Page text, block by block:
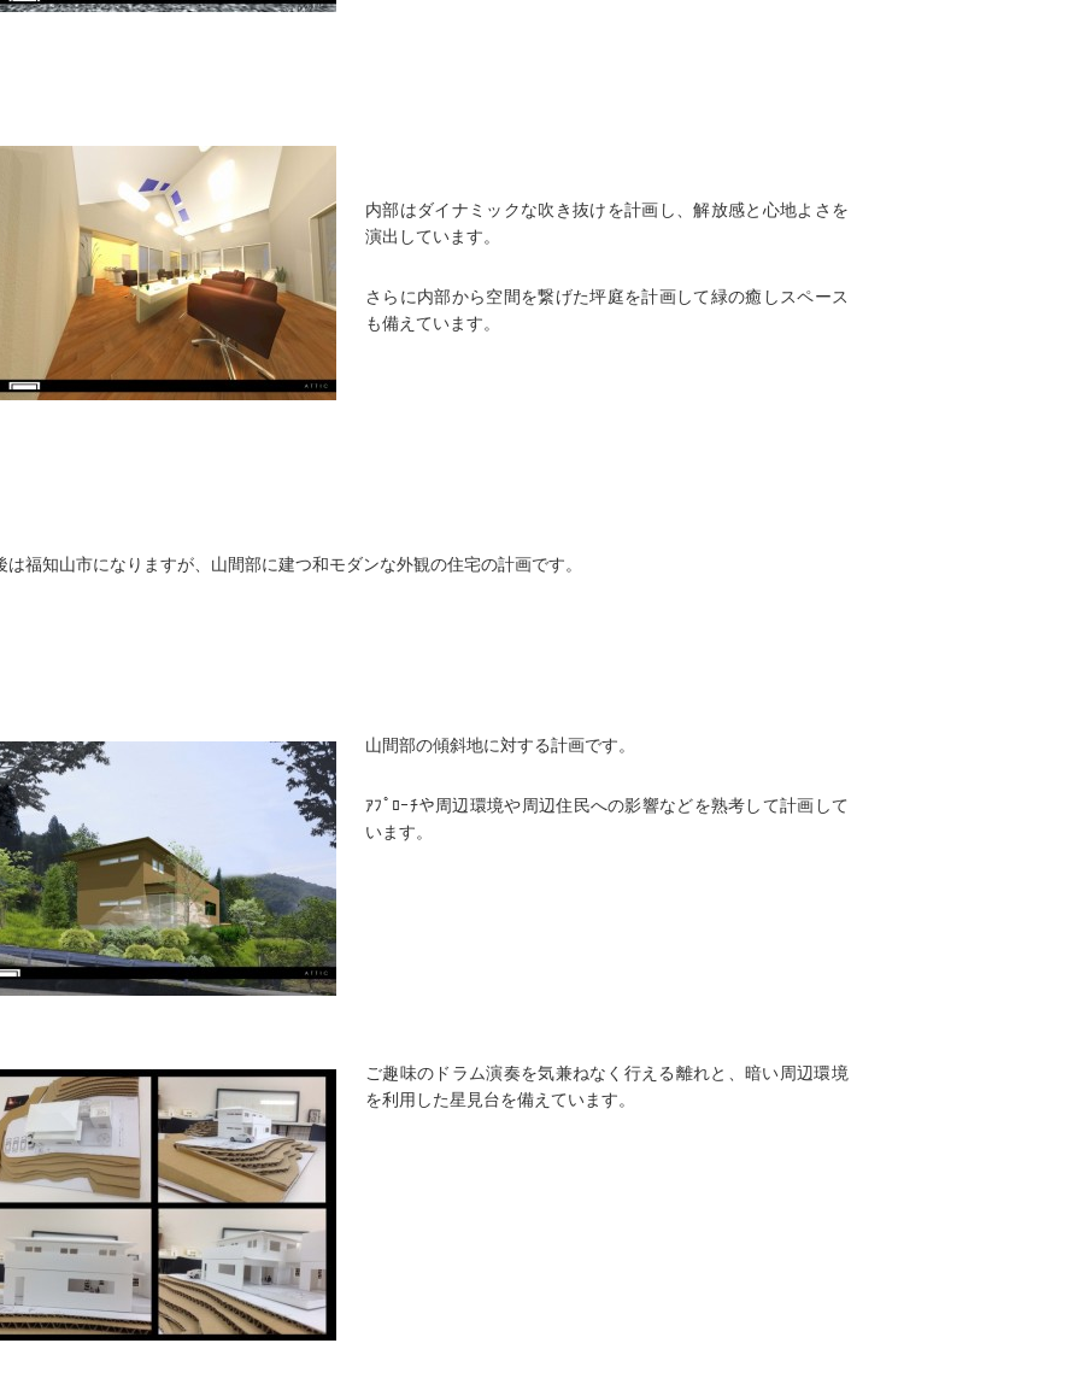
内部はダイナミックな吹き抜けを計画し、解放感と心地よさを
演出しています。
さらに内部から空間を繋げた坪庭を計画して緑の癒しスペース
も備えています。
は福知山市になりますが、山間部に建つ和モダンな外観の住宅の計画です。
山間部の傾斜地に対する計画です。
ｱﾌﾟﾛｰﾁや周辺環境や周辺住民への影響などを熟考して計画して
います。
ご趣味のドラム演奏を気兼ねなく行える離れと、暗い周辺環境
を利用した星見台を備えています。